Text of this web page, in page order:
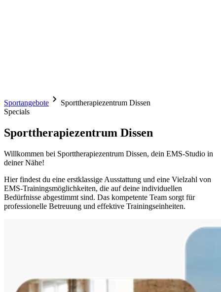
Sportangebote
Sporttherapiezentrum Dissen
Specials
Sporttherapiezentrum Dissen
Willkommen bei Sporttherapiezentrum Dissen, dein EMS-Studio in
deiner Nähe!
Hier findest du eine erstklassige Ausstattung und eine Vielzahl von
EMS-Trainingsmöglichkeiten, die auf deine individuellen
Bedürfnisse abgestimmt sind. Das kompetente Team sorgt für
professionelle Betreuung und effektive Trainingseinheiten.